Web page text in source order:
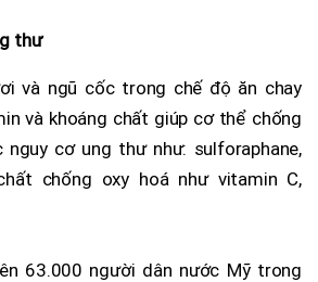
thư
và ngũ cốc trong chế độ ăn chay
và khoáng chất giúp cơ thể chống
cơ ung thư như: sulforaphane,
chống oxy hoá như vitamin C,
63.000 người dân nước Mỹ trong